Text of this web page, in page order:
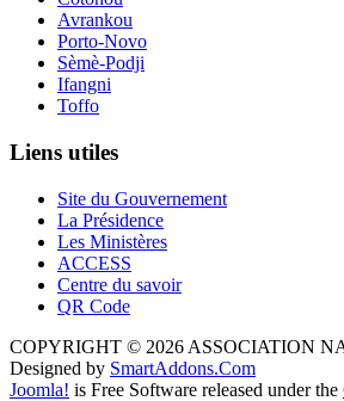
Avrankou
Porto-Novo
Sèmè-Podji
Ifangni
Toffo
Liens utiles
Site du Gouvernement
La Présidence
Les Ministères
ACCESS
Centre du savoir
QR Code
COPYRIGHT © 2026 ASSOCIATION
Designed by SmartAddons.Com
Joomla! is Free Software released under the